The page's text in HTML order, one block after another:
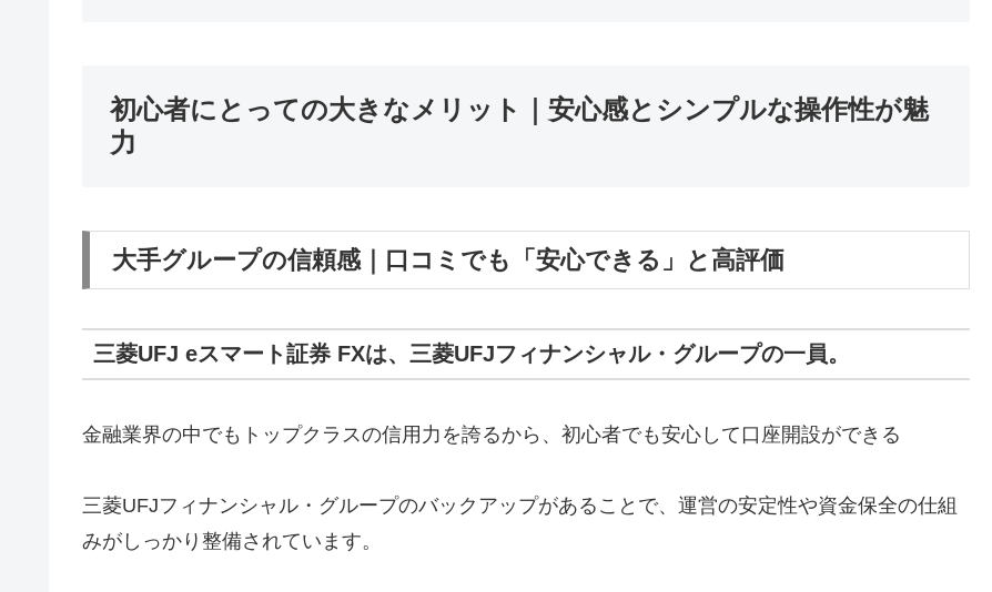
初心者にとっての大きなメリット｜安心感とシンプルな操作性が魅
力
大手グループの信頼感｜口コミでも「安心できる」と高評価
三菱UFJ eスマート証券 FXは、三菱UFJフィナンシャル・グループの一員。
金融業界の中でもトップクラスの信用力を誇るから、初心者でも安心して口座開設ができる
三菱UFJフィナンシャル・グループのバックアップがあることで、運営の安定性や資金保全の仕組
みがしっかり整備されています。